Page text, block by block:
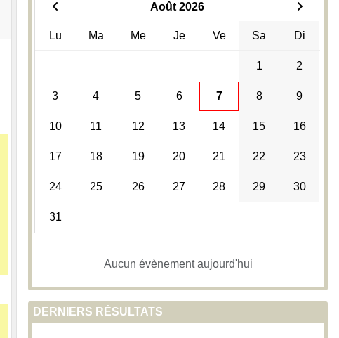
Août 2026
Lu Ma Me Je Ve Sa Di
1 2
3 4 5 6 7 8 9
10 11 12 13 14 15 16
17 18 19 20 21 22 23
24 25 26 27 28 29 30
31
Aucun évènement aujourd'hui
DERNIERS RÉSULTATS